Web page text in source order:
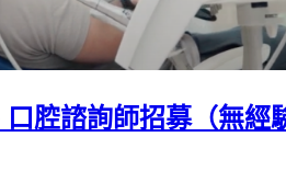
腔諮詢師招募（無經